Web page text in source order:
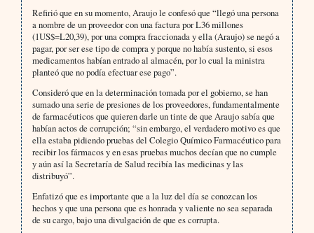
Refirió que en su momento, Araujo le confesó que “llegó una persona
a nombre de un proveedor con una factura por L36 millones
(1US$=L20,39), por una compra fraccionada y ella (Araujo) se negó a
pagar, por ser ese tipo de compra y porque no había sustento, si esos
medicamentos habían entrado al almacén, por lo cual la ministra
planteó que no podía efectuar ese pago”.
Consideró que en la determinación tomada por el gobierno, se han
sumado una serie de presiones de los proveedores, fundamentalmente
de farmacéuticos que quieren darle un tinte de que Araujo sabía que
habían actos de corrupción; “sin embargo, el verdadero motivo es que
ella estaba pidiendo pruebas del Colegio Químico Farmacéutico para
recibir los fármacos y en esas pruebas muchos decían que no cumple
y aún así la Secretaría de Salud recibía las medicinas y las
distribuyó”.
Enfatizó que es importante que a la luz del día se conozcan los
hechos y que una persona que es honrada y valiente no sea separada
de su cargo, bajo una divulgación de que es corrupta.